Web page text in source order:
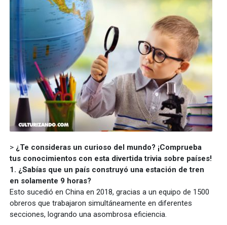
> ¿Te consideras un curioso del mundo? ¡Comprueba
tus conocimientos con esta divertida trivia sobre países!
1. ¿Sabías que un país construyó una estación de tren
en solamente 9 horas?
Esto sucedió en China en 2018, gracias a un equipo de 1500
obreros que trabajaron simultáneamente en diferentes
secciones, logrando una asombrosa eficiencia.